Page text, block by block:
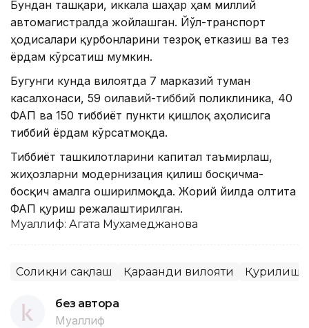
Бундан ташқари, иккала шаҳар ҳам миллий
автомагистралда жойлашган. Йўл-транспорт
ҳодисалари қурбонларини тезроқ етказиш ва тез
ёрдам кўрсатиш мумкин.
Бугунги кунда вилоятда 7 марказий туман
касалхонаси, 59 оилавий-тиббий поликлиника, 40
ФАП ва 150 тиббиёт пункти қишлоқ аҳолисига
тиббий ёрдам кўрсатмоқда.
Тиббиёт ташкилотларини капитал таъмирлаш,
жиҳозларни модернизация қилиш босқичма-
босқич амалга оширилмоқда. Жорий йилда олтита
ФАП қуриш режалаштирилган.
Муаллиф: Агата Мухамеджанова
Соғлиқни сақлаш Қарағанди вилояти Қурилиш
без автора
Муаллиф